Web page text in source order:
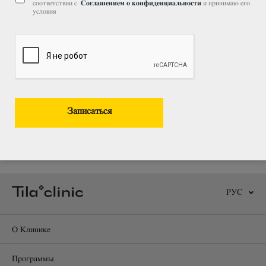
Рекомендуется женщинам и мужчинам, желающим в
экспресс режиме избавиться от усталости, мягко очистить
Подробнее о программе
РУС
О Клинике
Программы
соответствии с Соглашением о конфиденциальности и принимаю его
условия